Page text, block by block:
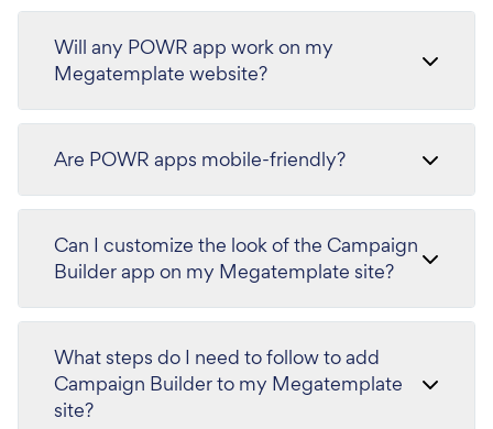
Will any POWR app work on my
Megatemplate website?
Are POWR apps mobile-friendly?
Can I customize the look of the Campaign
Builder app on my Megatemplate site?
What steps do I need to follow to add
Campaign Builder to my Megatemplate
site?